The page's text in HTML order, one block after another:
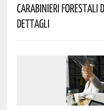
Carabinieri Forestali
Dettagli